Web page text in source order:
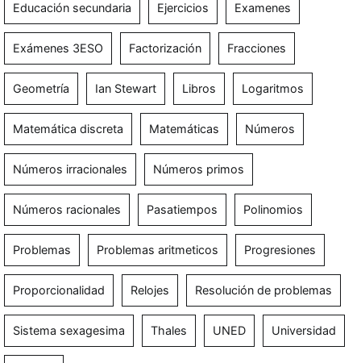
Educación secundaria Ejercicios Examenes
Exámenes 3ESO Factorización Fracciones
Geometría Ian Stewart Libros Logaritmos
Matemática discreta Matemáticas Números
Números irracionales Números primos
Números racionales Pasatiempos Polinomios
Problemas Problemas aritmeticos Progresiones
Proporcionalidad Relojes Resolución de problemas
Sistema sexagesima Thales UNED Universidad